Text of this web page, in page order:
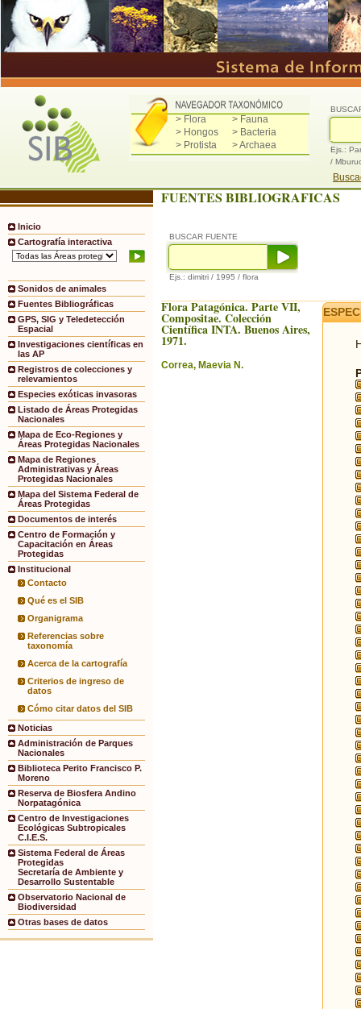
> Flora
> Fauna
> Hongos
> Bacteria
> Protista
> Archaea
Ejs.:
/
Inicio
Cartografía interactiva
Sonidos de animales
Fuentes Bibliográficas
GPS, SIG y Teledetección
Espacial
Investigaciones científicas en
las AP
Registros de colecciones y
relevamientos
Especies exóticas invasoras
Listado de Áreas Protegidas
Nacionales
Mapa de Eco-Regiones y
Áreas Protegidas Nacionales
Mapa de Regiones
Administrativas y Áreas
Protegidas Nacionales
Mapa del Sistema Federal de
Áreas Protegidas
Documentos de interés
Centro de Formación y
Capacitación en Áreas
Protegidas
Institucional
Contacto
Qué es el SIB
Organigrama
Referencias sobre
taxonomía
Acerca de la cartografía
Criterios de ingreso de
datos
Cómo citar datos del SIB
Noticias
Administración de Parques
Nacionales
Biblioteca Perito Francisco P.
Moreno
Reserva de Biosfera Andino
Norpatagónica
Centro de Investigaciones
Ecológicas Subtropicales
C.I.E.S.
Sistema Federal de Áreas
Protegidas
Secretaría de Ambiente y
Desarrollo Sustentable
Observatorio Nacional de
Biodiversidad
Otras bases de datos
FUENTES BIBLIOGRAFICAS
BUSCAR FUENTE
Ejs.: dimitri / 1995 / flora
Flora Patagónica. Parte VII,
Compositae. Colección
Científica INTA. Buenos Aires,
1971.
Correa, Maevia N.